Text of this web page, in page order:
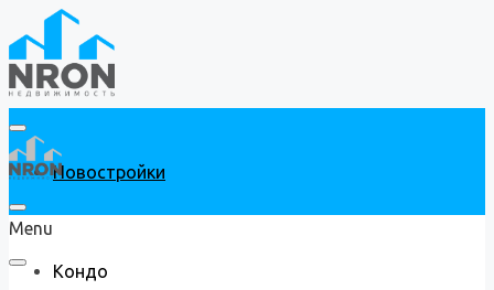
Новостройки
Кондо
Menu